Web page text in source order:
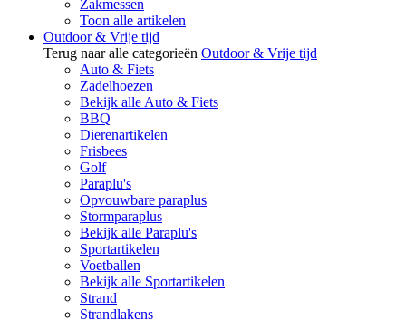
Zakmessen
Toon alle artikelen
Outdoor & Vrije tijd
Terug naar alle categorieën Outdoor & Vrije tijd
Auto & Fiets
Zadelhoezen
Bekijk alle Auto & Fiets
BBQ
Dierenartikelen
Frisbees
Golf
Paraplu's
Opvouwbare paraplus
Stormparaplus
Bekijk alle Paraplu's
Sportartikelen
Voetballen
Bekijk alle Sportartikelen
Strand
Strandlakens